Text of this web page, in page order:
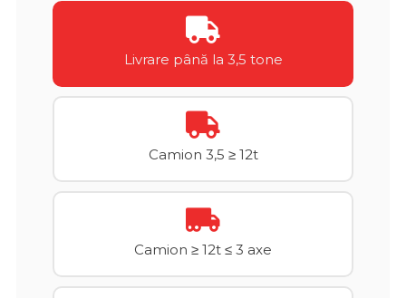
Livrare până la 3,5 tone
Camion 3,5 ≥ 12t
Camion ≥ 12t ≤ 3 axe